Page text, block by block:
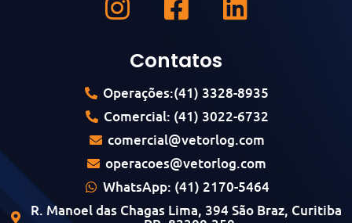
Contatos
Operações:(41) 3328-8935
Comercial: (41) 3022-6732
comercial@vetorlog.com
operacoes@vetorlog.com
WhatsApp: (41) 2170-5464
R. Manoel das Chagas Lima, 394 São Braz, Curitiba